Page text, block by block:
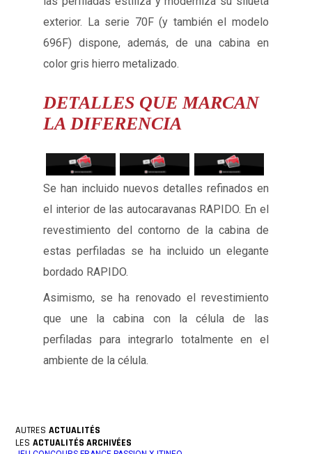
exterior. La serie 70F (y también el modelo
696F) dispone, además, de una cabina en
color gris hierro metalizado.
DETALLES QUE MARCAN
LA DIFERENCIA
Se han incluido nuevos detalles refinados en
el interior de las autocaravanas RAPIDO. En el
revestimiento del contorno de la cabina de
estas perfiladas se ha incluido un elegante
bordado RAPIDO.
Asimismo, se ha renovado el revestimiento
que une la cabina con la célula de las
perfiladas para integrarlo totalmente en el
ambiente de la célula.
AUTRESACTUALITÉS
LESACTUALITÉS ARCHIVÉES